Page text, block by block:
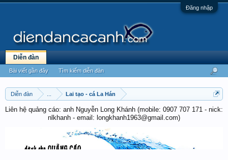
Đăng nhập
Diễn đàn Lai tạo - cá La Hán
Liên hệ quảng cáo: anh Nguyễn Long Khánh (mobile: 0907 707 171 - nick:
nlkhanh - email: longkhanh1963@gmail.com)
Diễn đàn
Bài viết gần đây Tìm kiếm diễn đàn